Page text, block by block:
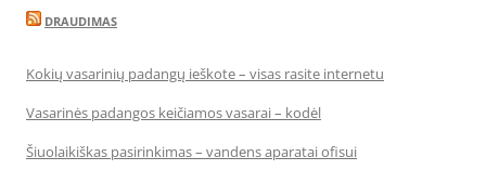
DRAUDIMAS
Kokių vasarinių padangų ieškote – visas rasite internetu
Vasarinės padangos keičiamos vasarai – kodėl
Šiuolaikiškas pasirinkimas – vandens aparatai ofisui